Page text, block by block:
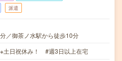
派遣
／御茶ノ水駅から徒歩10分
土日祝休み！ #週3日以上在宅